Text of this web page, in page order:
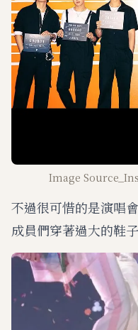
Image
不過很可惜的是演唱
成員們穿著過大的鞋